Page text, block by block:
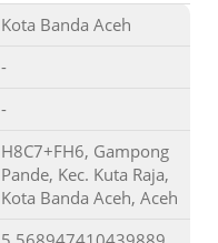
Kota Banda Aceh
-
-
H8C7+FH6, Gampong
Pande, Kec. Kuta Raja,
Kota Banda Aceh, Aceh